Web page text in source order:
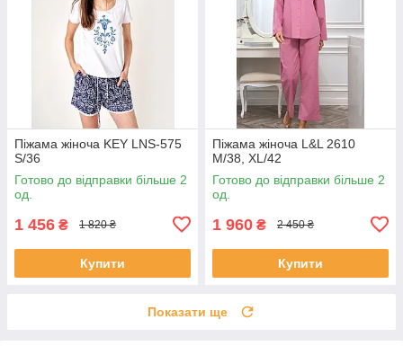
Піжама жіноча KEY LNS-575
S/36
Готово до відправки більше 2
од.
1 456 ₴ 1 820 ₴
Купити
Піжама жіноча L&L 2610
M/38, XL/42
Готово до відправки більше 2
од.
1 960 ₴ 2 450 ₴
Купити
Показати ще